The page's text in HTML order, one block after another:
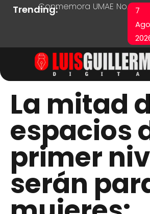
7
Trending:Conmemora UMAE No. 71
Lista
La mitad
espacios
primer
serán